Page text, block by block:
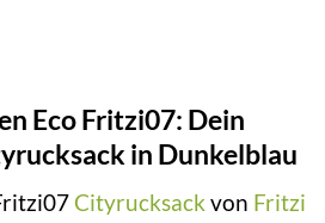
Eco Fritzi07: Dein
in Dunkelblau
Cityrucksack von Fritzi